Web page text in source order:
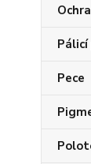
Pece